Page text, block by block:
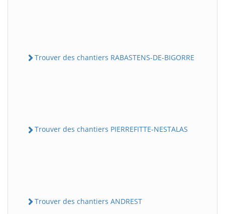
Trouver des chantiers RABASTENS-DE-BIGORRE
Trouver des chantiers PIERREFITTE-NESTALAS
Trouver des chantiers ANDREST